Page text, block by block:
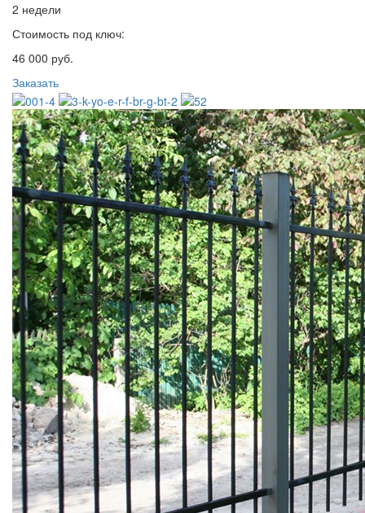
2 недели
Стоимость под ключ:
46 000 руб.
Заказать